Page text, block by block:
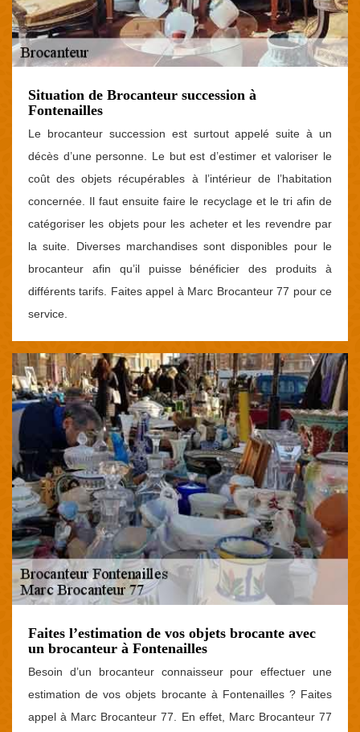
Situation de Brocanteur succession à
Fontenailles
Le brocanteur succession est surtout appelé suite à un
décès d’une personne. Le but est d’estimer et valoriser le
coût des objets récupérables à l’intérieur de l’habitation
concernée. Il faut ensuite faire le recyclage et le tri afin de
catégoriser les objets pour les acheter et les revendre par
la suite. Diverses marchandises sont disponibles pour le
brocanteur afin qu’il puisse bénéficier des produits à
différents tarifs. Faites appel à Marc Brocanteur 77 pour ce
service.
Faites l’estimation de vos objets brocante avec
un brocanteur à Fontenailles
Besoin d’un brocanteur connaisseur pour effectuer une
estimation de vos objets brocante à Fontenailles ? Faites
appel à Marc Brocanteur 77. En effet, Marc Brocanteur 77